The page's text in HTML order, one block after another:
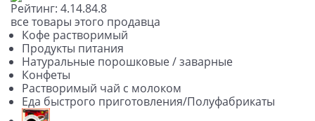
Рейтинг: 4.14.84.8
все товары этого продавца
Кофе растворимый
Продукты питания
Натуральные порошковые / заварные
Конфеты
Растворимый чай с молоком
Еда быстрого приготовления/Полуфабрикаты